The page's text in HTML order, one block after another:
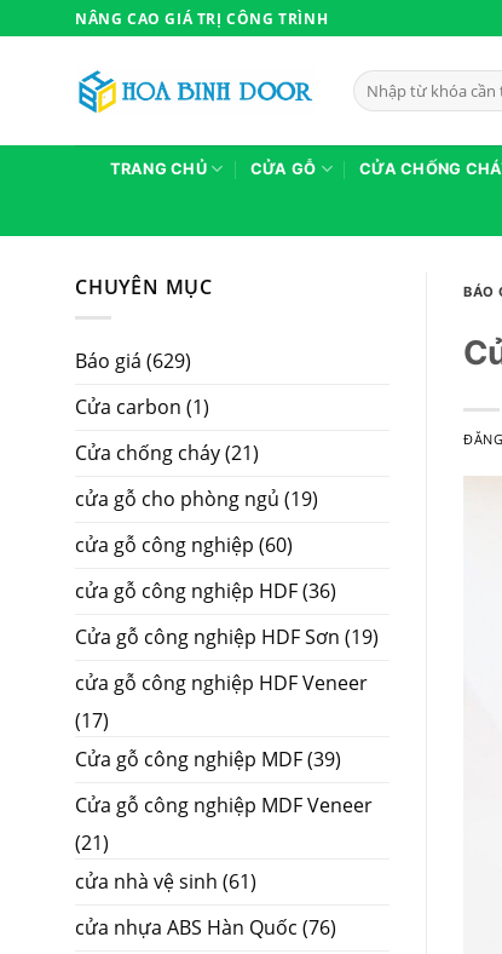
qua
NÂNG CAO GIÁ TRỊ CÔNG TRÌNH
Tìm
kiếm:
TRANG CHỦ CỬA GỖ CỬA CHỐNG
CHUYÊN MỤC
Báo giá (629)
Cửa carbon (1)
Cửa chống cháy(21)
cửa gỗ cho phòng ngủ (19)
cửa gỗ công nghiệp (60)
cửa gỗ công nghiệp HDF(36)
Cửa gỗ công nghiệp HDF Sơn (19)
cửa gỗ công nghiệp HDF Veneer
(17)
Cửa gỗ công nghiệp MDF(39)
Cửa gỗ công nghiệp MDF Veneer
(21)
cửa nhà vệ sinh (61)
cửa nhựa ABS Hàn Quốc (76)
BÁO